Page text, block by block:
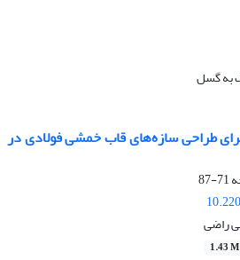
به گسل
طراحی سازه‌های قاب خمشی فولادی در
71-87
راضی
1.43 M